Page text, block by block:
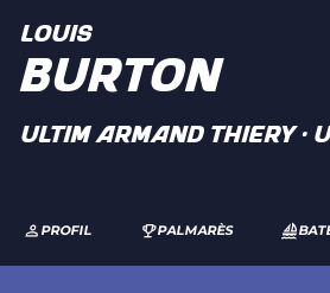
LOUIS
BURTON
ULTIM ARMAND THIERY ·
PROFIL PALMARÈS